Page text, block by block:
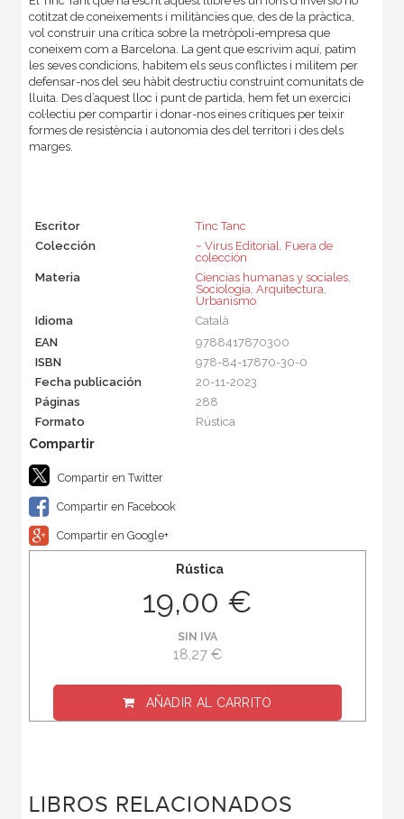
cotitzat de coneixements i militàncies que, des de la pràctica,
vol construir una crítica sobre la metròpoli-empresa que
coneixem com a Barcelona. La gent que escrivim aquí, patim
les seves condicions, habitem els seus conflictes i militem per
defensar-nos del seu hàbit destructiu construint comunitats de
lluita. Des d’aquest lloc i punt de partida, hem fet un exercici
col·lectiu per compartir i donar-nos eines crítiques per teixir
formes de resistència i autonomia des del territori i des dels
marges.
Escritor
Tinc Tanc
Colección
~ Virus Editorial. Fuera de
colección
Materia
Ciencias humanas y sociales,
Sociología Arquitectura
Urbanismo
Idioma
Català
EAN
9788417870300
ISBN
978-84-17870-30-0
Fecha publicación
20-11-2023
Páginas
288
Formato
Rústica
Compartir en Twitter
Compartir en Facebook
Compartir en Google+
Rústica
19,00 €
SIN IVA
18,27 €
AÑADIR AL CARRITO
LIBROS RELACIONADOS